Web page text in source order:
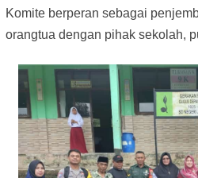
Komite berperan sebagai
orangtua dengan pihak sekolah,